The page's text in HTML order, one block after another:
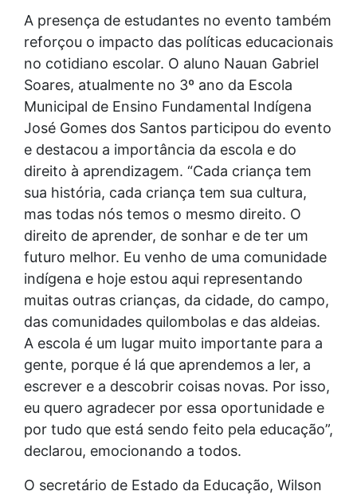
A presença de estudantes no evento também
reforçou o impacto das políticas educacionais
no cotidiano escolar. O aluno Nauan Gabriel
Soares, atualmente no 3º ano da Escola
Municipal de Ensino Fundamental Indígena
José Gomes dos Santos participou do evento
e destacou a importância da escola e do
direito à aprendizagem. “Cada criança tem
sua história, cada criança tem sua cultura,
mas todas nós temos o mesmo direito. O
direito de aprender, de sonhar e de ter um
futuro melhor. Eu venho de uma comunidade
indígena e hoje estou aqui representando
muitas outras crianças, da cidade, do campo,
das comunidades quilombolas e das aldeias.
A escola é um lugar muito importante para a
gente, porque é lá que aprendemos a ler, a
escrever e a descobrir coisas novas. Por isso,
eu quero agradecer por essa oportunidade e
por tudo que está sendo feito pela educação”,
declarou, emocionando a todos.
O secretário de Estado da Educação, Wilson